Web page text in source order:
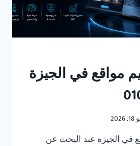
مواقع في الجيزة
2026
في الجيزة عند البحث عن